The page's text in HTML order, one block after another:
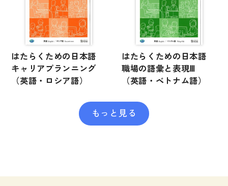
アカデミック・スキル
定期刊行物
はたらくための日本語
キャリアプランニング
（英語・ロシア語）
はたらくための日本語
職場の語彙と表現Ⅲ
（英語・ベトナム語）
もっと見る